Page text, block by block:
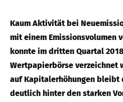
Kaum Aktivität bei
mit einem Emissionsvolumen
konnte im dritten Quartal
Wertpapierbörse verzeichnet
auf Kapitalerhöhungen bleibt
deutlich hinter den starken